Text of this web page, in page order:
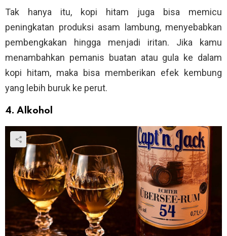
Tak hanya itu, kopi hitam juga bisa memicu
peningkatan produksi asam lambung, menyebabkan
pembengkakan hingga menjadi iritan. Jika kamu
menambahkan pemanis buatan atau gula ke dalam
kopi hitam, maka bisa memberikan efek kembung
yang lebih buruk ke perut.
4. Alkohol